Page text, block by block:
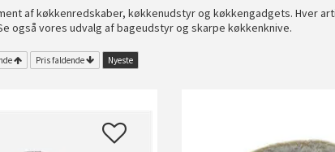
af køkkenredskaber, køkkenudstyr og køkkengadgets. Hver
også vores udvalg af bageudstyr og skarpe køkkenknive.
Pris faldende Nyeste